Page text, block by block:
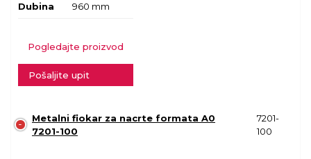
Dubina 960 mm
Pogledajte proizvod
Pošaljite upit
Metalni fiokar za nacrte formata A0
7201-100
7201-
100